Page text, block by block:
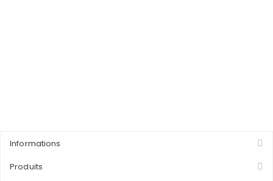
Informations
Produits